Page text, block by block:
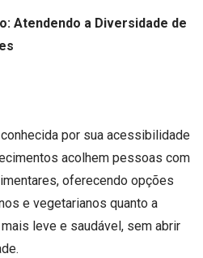
Atendendo a Diversidade de
por sua acessibilidade
acolhem pessoas com
oferecendo opções
e vegetarianos quanto a
leve e saudável, sem abrir